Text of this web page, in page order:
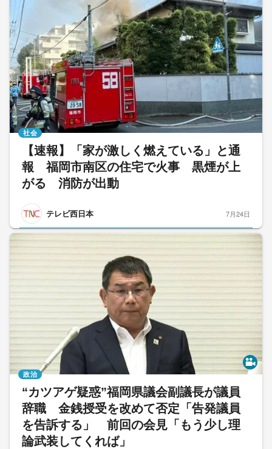
【速報】「家が激しく燃えている」と通
報 福岡市南区の住宅で火事 黒煙が上
がる 消防が出動
テレビ西日本
社会
7月24日
“カツアゲ疑惑”福岡県議会副議長が議員
辞職 金銭授受を改めて否定「告発議員
を告訴する」 前回の会見「もう少し理
論武装してくれば」
政治